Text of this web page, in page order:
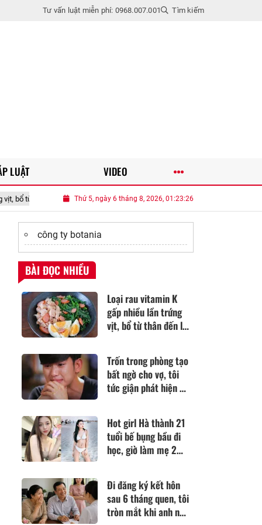
Tư vấn luật miễn phí: 0968.007.001 Tìm kiếm
đem làm kiểu này được món cực ngon mát ngày hè
Thứ 5, ngày 6 tháng 8, 2026, 01:23:27
LUẬT VIDEO
công ty botania
BÀI ĐỌC NHIỀU
Loại rau vitamin K
gấp nhiều lần trứng
vịt, bổ từ thân đến lá,
được món cực ngon
mát ngày hè
Trốn trong phòng tạo
bất ngờ cho vợ, tôi
tức giận phát hiện bí
giấu kín suốt 3 năm
Hot girl Hà thành 21
tuổi bế bụng bầu đi
học, giờ làm mẹ 2
chồng tặng miệt
vườn 900m2
Đi đăng ký kết hôn
sau 6 tháng quen, tôi
tròn mắt khi anh nói